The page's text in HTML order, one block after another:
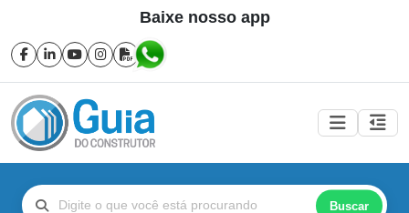
Baixe nosso app
Buscar